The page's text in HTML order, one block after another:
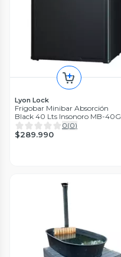
Lyon Lock
Frigobar Minibar Absorción
Black 40 Lts Insonoro MB-40G
0(0)
$289.990